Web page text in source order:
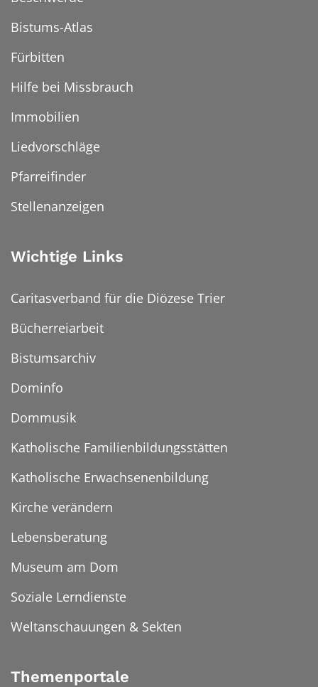
Bistums-Atlas
Fürbitten
Hilfe bei Missbrauch
Immobilien
Liedvorschläge
Pfarreifinder
Stellenanzeigen
Wichtige Links
Caritasverband für die Diözese Trier
Bücherreiarbeit
Bistumsarchiv
Dominfo
Dommusik
Katholische Familienbildungsstätten
Katholische Erwachsenenbildung
Kirche verändern
Lebensberatung
Museum am Dom
Soziale Lerndienste
Weltanschauungen & Sekten
Themenportale